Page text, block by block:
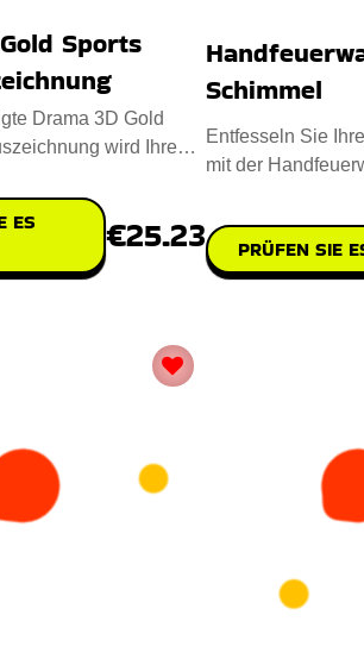
Sports
Drama 3D Gold
wird Ihre
ES
€25.23
Schimmel
Entfesseln Sie
mit der
PRÜFEN SIE